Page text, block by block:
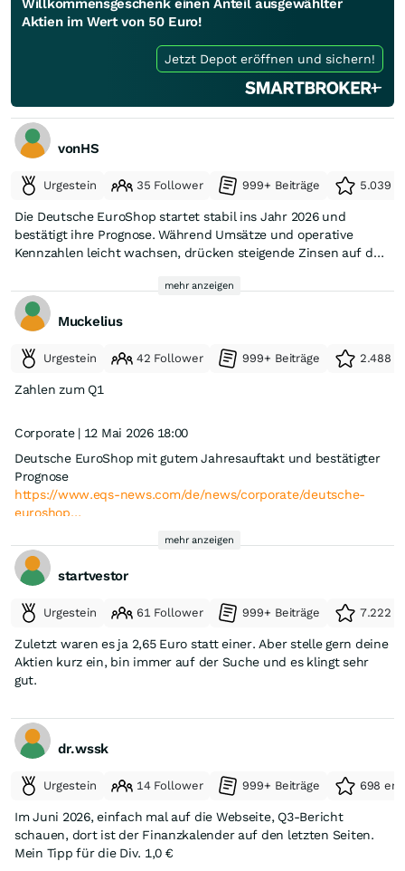
Willkommensgeschenk einen Anteil ausgewählter
Aktien im Wert von 50 Euro!
Jetzt Depot eröffnen und sichern!
vonHS
Urgestein 35 Follower 999+ Beiträge 5.039
Die Deutsche EuroShop startet stabil ins Jahr 2026 und
bestätigt ihre Prognose. Während Umsätze und operative
Kennzahlen leicht wachsen, drücken steigende Zinsen auf das
strategischen Zielen fest.
https://retail-news.de/deutsche-euroshop-q1-2026-prognose-
mehr anzeigen
Muckelius
Urgestein 42 Follower 999+ Beiträge 2.488
Zahlen zum Q1
Corporate | 12 Mai 2026 18:00
Deutsche EuroShop mit gutem Jahresauftakt und bestätigter
Prognose
https://www.eqs-news.com/de/news/corporate/deutsche-
euroshop…
mehr anzeigen
startvestor
Urgestein 61 Follower 999+ Beiträge 7.222
Zuletzt waren es ja 2,65 Euro statt einer. Aber stelle gern deine
Aktien kurz ein, bin immer auf der Suche und es klingt sehr
gut.
dr.wssk
Urgestein 14 Follower 999+ Beiträge 698
Im Juni 2026, einfach mal auf die Webseite, Q3-Bericht
schauen, dort ist der Finanzkalender auf den letzten Seiten.
Mein Tipp für die Div. 1,0 €